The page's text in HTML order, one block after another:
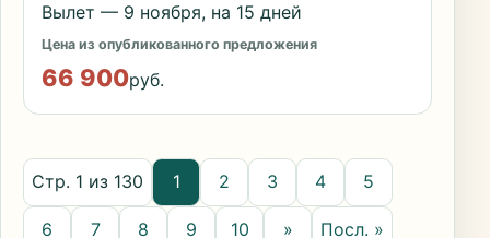
Вылет — 9 ноября, на 15 дней
Цена из опубликованного предложения
66 900руб.
Стр. 1 из 130 1 2 3 4 5
6 7 8 9 10 » Посл. »